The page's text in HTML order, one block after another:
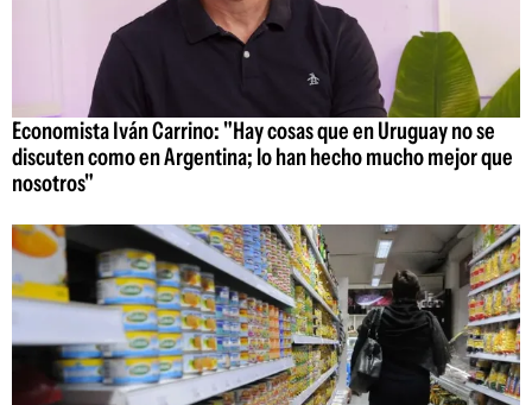
Economista Iván Carrino: "Hay cosas que en Uruguay no se
discuten como en Argentina; lo han hecho mucho mejor que
nosotros"